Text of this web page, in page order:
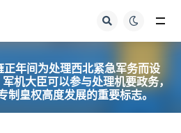
年间为处理西北紧急军务而设
机大臣可以参与处理机要政务，
制皇权高度发展的重要标志。